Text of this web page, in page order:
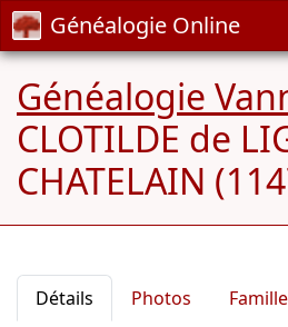
Généalogie Online
Généalogie
CLOTILDE de
CHATELAIN
Détails Photos